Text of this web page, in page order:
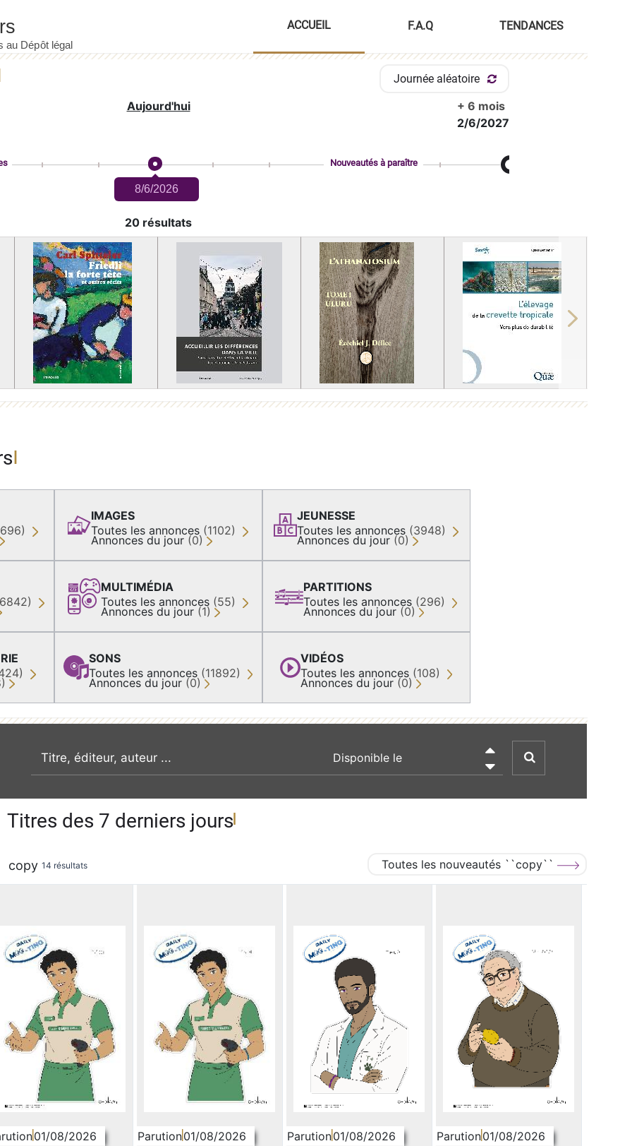
ACCUEIL F.A.Q TENDANCES
Journée aléatoire
Aujourd'hui
+ 6 mois
2/6/2027
8/6/2026
Nouveautés à paraître
20 résultats
Next
IMAGES
Toutes les annonces (1102)
Annonces du jour (0)
MULTIMÉDIA
Toutes les annonces (55)
Annonces du jour (1)
SONS
Toutes les annonces (11892)
Annonces du jour (0)
JEUNESSE
Toutes les annonces (3948)
Annonces du jour (0)
PARTITIONS
Toutes les annonces (296)
Annonces du jour (0)
VIDÉOS
Toutes les annonces (108)
Annonces du jour (0)
recherche par mot clé

Titres des 7 derniers jours
copy 14 résultats Toutes les nouveautés ``copy``
01/08/2026 Parution01/08/2026 Parution01/08/2026 Parution01/08/2026